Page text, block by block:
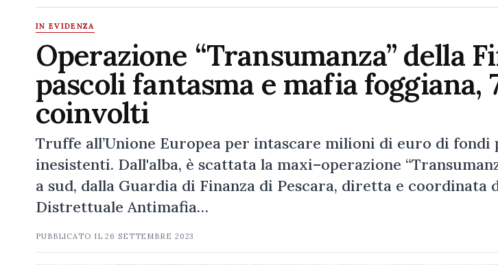
IN EVIDENZA
Operazione “Transumanza” della
pascoli fantasma e mafia foggiana,
coinvolti
Truffe all’Unione Europea per intascare milioni di euro di fondi
inesistenti. Dall'alba, è scattata la maxi–operazione
a sud, dalla Guardia di Finanza di Pescara, diretta e coordinata
Distrettuale Antimafia…
PUBBLICATO IL26 SETTEMBRE 2023